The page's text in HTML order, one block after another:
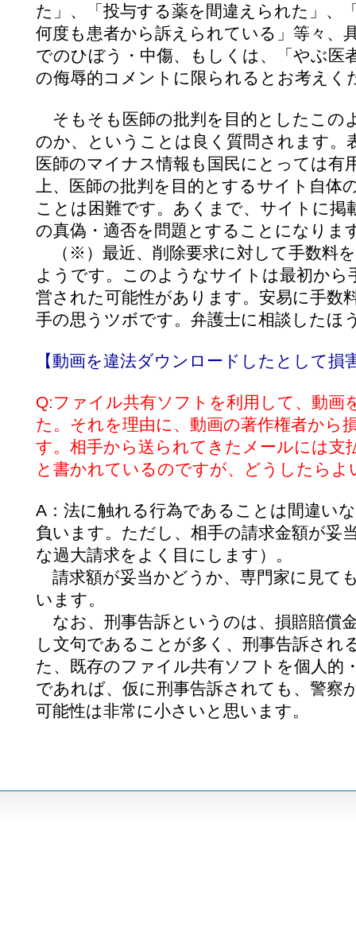
た」、「投与する薬を間違えられた」、
何度も患者から訴えられている」等々、
でのひぼう・中傷、もしくは、「やぶ医
の侮辱的コメントに限られるとお考えく
そもそも医師の批判を目的としたこの
のか、ということは良く質問されます。
医師のマイナス情報も国民にとっては有
上、医師の批判を目的とするサイト自体
ことは困難です。あくまで、サイトに掲
の真偽・適否を問題とすることになりま
（※）最近、削除要求に対して手数料
ようです。このようなサイトは最初から
営された可能性があります。安易に手数
手の思うツボです。弁護士に相談したほ
【動画を違法ダウンロードしたとして損
Q:ファイル共有ソフトを利用して、動画
た。それを理由に、動画の著作権者から
す。相手から送られてきたメールには支
と書かれているのですが、どうしたらよ
A：法に触れる行為であることは間違い
負います。ただし、相手の請求金額が妥
な過大請求をよく目にします）。
請求額が妥当かどうか、専門家に見て
います。
なお、刑事告訴というのは、損賠賠償
し文句であることが多く、刑事告訴され
た、既存のファイル共有ソフトを個人的
であれば、仮に刑事告訴されても、警察
可能性は非常に小さいと思います。